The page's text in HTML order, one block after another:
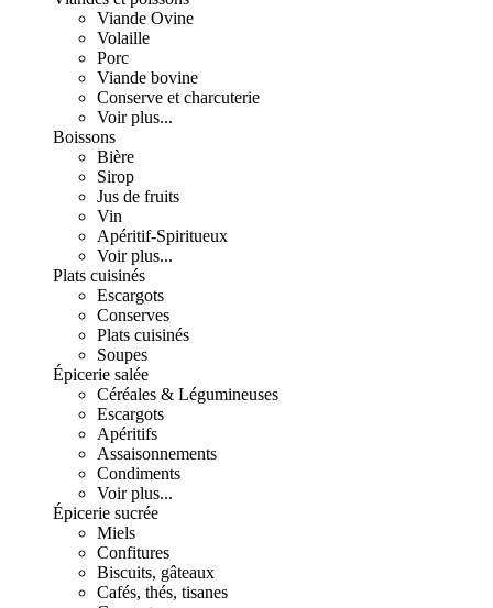
Viande Ovine
Volaille
Porc
Viande bovine
Conserve et charcuterie
Voir plus...
Boissons
Bière
Sirop
Jus de fruits
Vin
Apéritif-Spiritueux
Voir plus...
Plats cuisinés
Escargots
Conserves
Plats cuisinés
Soupes
Épicerie salée
Céréales & Légumineuses
Escargots
Apéritifs
Assaisonnements
Condiments
Voir plus...
Épicerie sucrée
Miels
Confitures
Biscuits, gâteaux
Cafés, thés, tisanes